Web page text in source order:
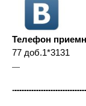
Телефон
77 доб.1*3131
—